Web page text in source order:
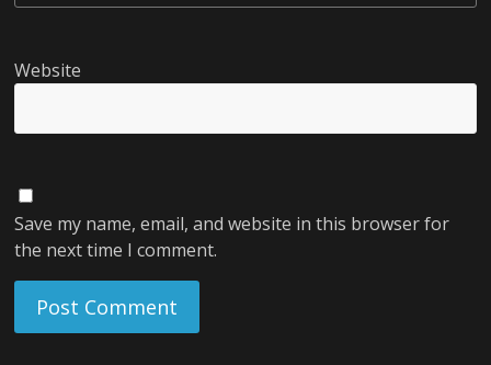
Website
Save my name, email, and website in this browser for
the next time I comment.